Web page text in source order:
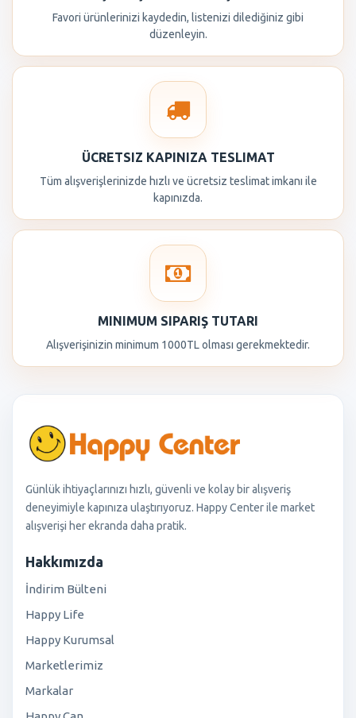
Favori ürünlerinizi kaydedin, listenizi dilediğiniz gibi
düzenleyin.
ÜCRETSIZ KAPINIZA TESLIMAT
Tüm alışverişlerinizde hızlı ve ücretsiz teslimat imkanı ile
kapınızda.
MINIMUM SIPARIŞ TUTARI
Alışverişinizin minimum 1000TL olması gerekmektedir.
Günlük ihtiyaçlarınızı hızlı, güvenli ve kolay bir alışveriş
deneyimiyle kapınıza ulaştırıyoruz. Happy Center ile market
alışverişi her ekranda daha pratik.
Hakkımızda
İndirim Bülteni
Happy Life
Happy Kurumsal
Marketlerimiz
Markalar